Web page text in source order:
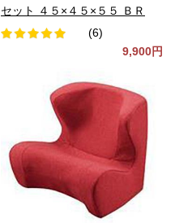
セット ４５×４５×５５ ＢＲ
(6)
9,900円